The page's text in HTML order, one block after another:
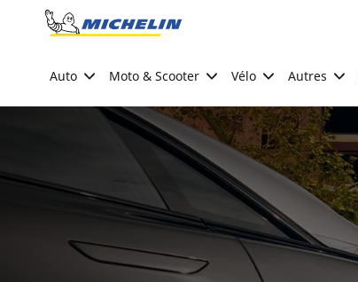
Go to page content
Auto Moto & Scooter Vélo Autres